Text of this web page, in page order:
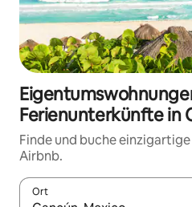
Ferienunterkünfte in
Finde und buche
Airbnb.
Ort